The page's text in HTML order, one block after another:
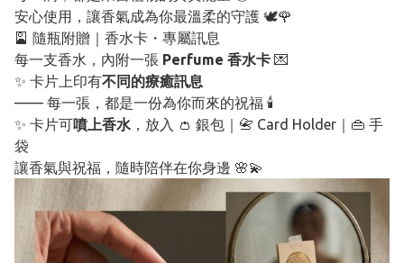
安心使用，讓香氣成為你最溫柔的守護 🕊️🌹
🎴 隨瓶附贈｜香水卡・專屬訊息
每一支香水，內附一張 Perfume 香水卡 💌
✨ 卡片上印有不同的療癒訊息
—— 每一張，都是一份為你而來的祝福 🕯️
✨ 卡片可噴上香水 ，放入 👛 銀包｜📇 Card Holder｜👜 手
袋
讓香氣與祝福，隨時陪伴在你身邊 🌸💫